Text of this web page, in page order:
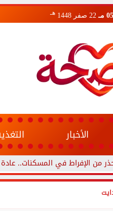
مـ 22 صفر 1448 هـ
الأخبار
في المسكنات.. عادة شائعة